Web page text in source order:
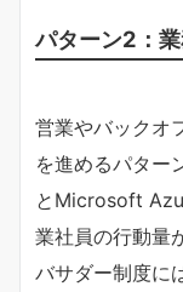
パターン2：業
営業やバックオ
を進めるパター
とMicrosoft
業社員の行動量
バサダー制度に